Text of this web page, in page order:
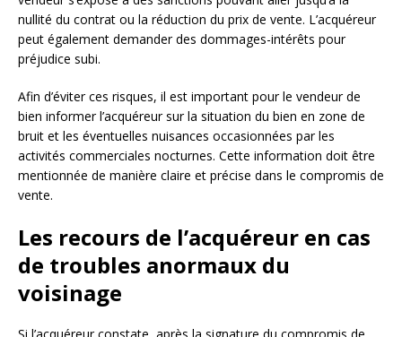
nullité du contrat ou la réduction du prix de vente. L’acquéreur
peut également demander des dommages-intérêts pour
préjudice subi.
Afin d’éviter ces risques, il est important pour le vendeur de
bien informer l’acquéreur sur la situation du bien en zone de
bruit et les éventuelles nuisances occasionnées par les
activités commerciales nocturnes. Cette information doit être
mentionnée de manière claire et précise dans le compromis de
vente.
Les recours de l’acquéreur en cas
de troubles anormaux du
voisinage